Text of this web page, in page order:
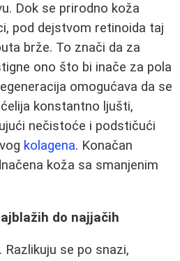
Dok se prirodno koža
pod dejstvom retinoida taj
brže. To znači da za
ono što bi inače za pola
omogućava da se
konstantno ljušti,
nečistoće i podstičući
kolagena. Konačan
koža sa smanjenim
do najjačih
se po snazi,